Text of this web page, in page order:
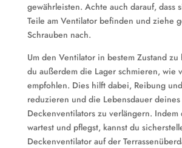
gewährleisten. Achte auch darauf, dass
Teile am Ventilator befinden und ziehe
Schrauben nach.
Um den Ventilator in bestem Zustand zu
du außerdem die Lager schmieren, wie
empfohlen. Dies hilft dabei, Reibung
reduzieren und die Lebensdauer deines
Deckenventilators zu verlängern. Indem
wartest und pflegst, kannst du
Deckenventilator auf der